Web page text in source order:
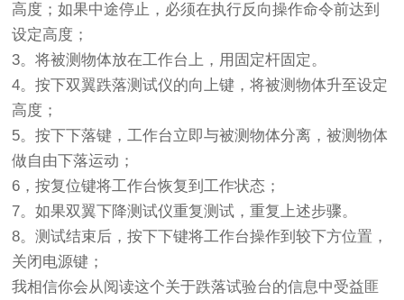
高度；如果中途停止，必须在执行反向操作命令前达到
设定高度；
3。将被测物体放在工作台上，用固定杆固定。
4。按下双翼跌落测试仪的向上键，将被测物体升至设定
高度；
5。按下下落键，工作台立即与被测物体分离，被测物体
做自由下落运动；
6，按复位键将工作台恢复到工作状态；
7。如果双翼下降测试仪重复测试，重复上述步骤。
8。测试结束后，按下下键将工作台操作到较下方位置，
关闭电源键；
我相信你会从阅读这个关于跌落试验台的信息中受益匪